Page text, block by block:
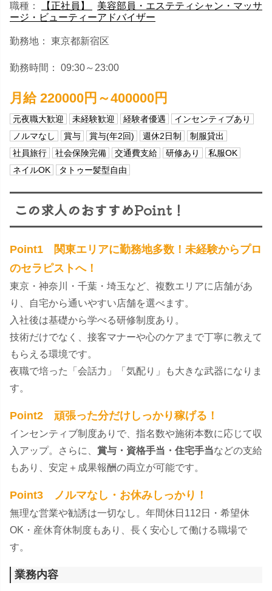
職種： 【正社員】
美容部員・エステティシャン・マッサ
ージ・ビューティーアドバイザー
勤務地： 東京都新宿区
勤務時間： 09:30～23:00
月給 220000円～400000円
元夜職大歓迎 未経験歓迎 経験者優遇
インセンティブあり
ノルマなし
賞与 賞与(年2回) 週休2日制
制服貸出
社員旅行
社会保険完備 交通費支給 研修あり
私服OK
ネイルOK
タトゥー髪型自由
この求人のおすすめPoint！
Point1 関東エリアに勤務地多数！未経験からプロ
のセラピストへ！
東京・神奈川・千葉・埼玉など、複数エリアに店舗があ
り、自宅から通いやすい店舗を選べます。
入社後は基礎から学べる研修制度あり。
技術だけでなく、接客マナーや心のケアまで丁寧に教えて
もらえる環境です。
夜職で培った「会話力」「気配り」も大きな武器になりま
す。
Point2 頑張った分だけしっかり稼げる！
インセンティブ制度ありで、指名数や施術本数に応じて収
入アップ。さらに、 賞与・資格手当・住宅手当などの支給
もあり、安定＋成果報酬の両立が可能です。
Point3 ノルマなし・お休みしっかり！
無理な営業や勧誘は一切なし。年間休日112日・希望休
OK・産休育休制度もあり、長く安心して働ける職場で
す。
業務内容